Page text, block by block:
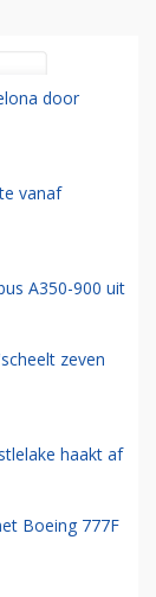
door
vanaf
A350-900 uit
zeven
haakt af
Boeing 777F